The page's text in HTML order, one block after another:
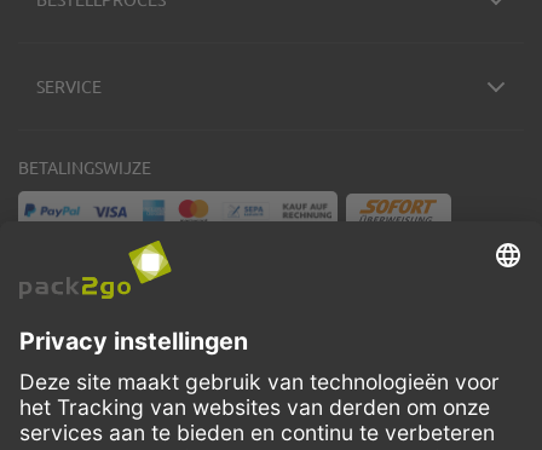
SERVICE
BETALINGSWIJZE
FacebookInstagramLinkedIn